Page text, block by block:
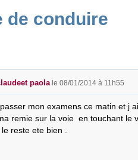
de conduire
paolale 08/01/2014 à 11h55
mon examens ce matin et j
remie sur la voie  en touchant le
reste ete bien .